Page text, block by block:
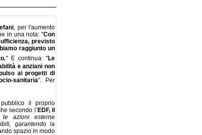
, per l'aumento
in una nota: "Con
previsto
raggiunto un
." E continua: "Le
e anziani non
ai progetti di
sanitaria". Per
il proprio
secondo l’ EDF, il
le azioni esterne
garantendo la
spazio in modo